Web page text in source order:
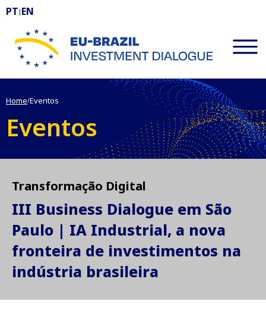
PT | EN
EU-BRAZIL Investment Dialogue
Home/Eventos
Eventos
Transformação Digital
III Business Dialogue em São
Paulo | IA Industrial, a nova
fronteira de investimentos na
indústria brasileira